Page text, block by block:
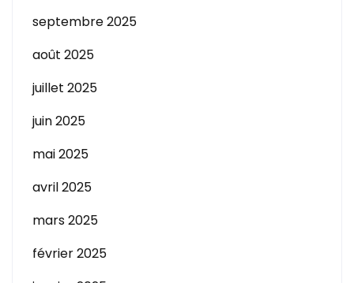
septembre 2025
août 2025
juillet 2025
juin 2025
mai 2025
avril 2025
mars 2025
février 2025